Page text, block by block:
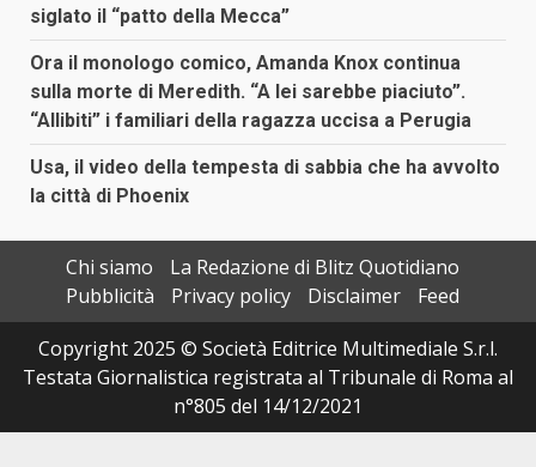
siglato il “patto della Mecca”
Ora il monologo comico, Amanda Knox continua
sulla morte di Meredith. “A lei sarebbe piaciuto”.
“Allibiti” i familiari della ragazza uccisa a Perugia
Usa, il video della tempesta di sabbia che ha avvolto
la città di Phoenix
Chi siamo
La Redazione di Blitz Quotidiano
Pubblicità
Privacy policy Disclaimer
Feed
Copyright 2025 © Società Editrice Multimediale S.r.l.
Testata Giornalistica registrata al Tribunale di Roma al
n°805 del 14/12/2021